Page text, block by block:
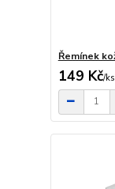
Řemínek
149 Kč/ks